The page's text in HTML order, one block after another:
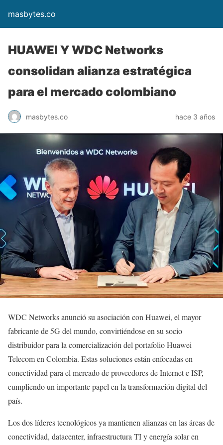
masbytes.co
HUAWEI Y WDC Networks
consolidan alianza estratégica
para el mercado colombiano
masbytes.co hace 3 años
WDC Networks anunció su asociación con Huawei, el mayor
fabricante de 5G del mundo, convirtiéndose en su socio
distribuidor para la comercialización del portafolio Huawei
Telecom en Colombia. Estas soluciones están enfocadas en
conectividad para el mercado de proveedores de Internet e ISP,
cumpliendo un importante papel en la transformación digital del
país.
Los dos líderes tecnológicos ya mantienen alianzas en las áreas de
conectividad, datacenter, infraestructura TI y energía solar en